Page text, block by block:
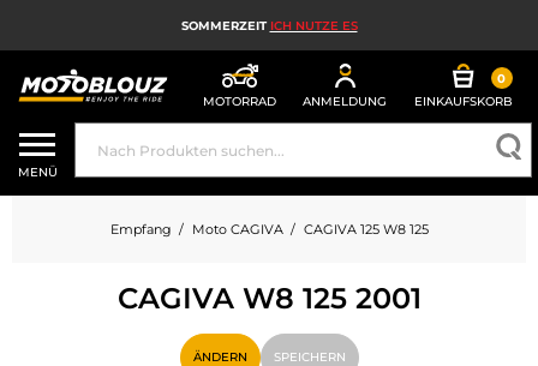
SOMMERZEIT ICH NUTZE ES
MOTORRAD ANMELDUNG
0
EINKAUFSKORB
MOTORRADHELM
MOTORRADAUSRÜSTUNG FÜR HERREN
MOTORRADAUSRÜSTUNG FÜR DAMEN
MX, ENDURO UND TRAIL
HIGH-TECH-MOTORRAD
MENÜ
Empfang Moto CAGIVA CAGIVA 125 W8 125
CAGIVA W8 125 2001
ÄNDERN SPEICHERN